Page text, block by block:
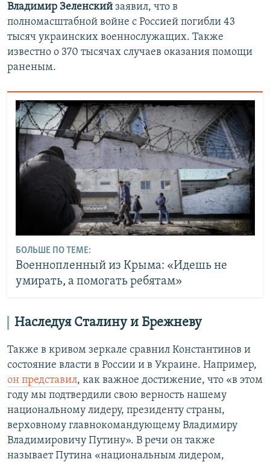
Владимир Зеленский заявил, что в
полномасштабной войне с Россией погибли 43
тысяч украинских военнослужащих. Также
известно о 370 тысячах случаев оказания помощи
раненым.
БОЛЬШЕ ПО ТЕМЕ:
Военнопленный из Крыма: «Идешь не
умирать, а помогать ребятам»
Наследуя Сталину и Брежневу
Также в кривом зеркале сравнил Константинов и
состояние власти в России и в Украине. Например,
он представил, как важное достижение, что «в этом
году мы подтвердили свою верность нашему
национальному лидеру, президенту страны,
верховному главнокомандующему Владимиру
Владимировичу Путину». В речи он также
называет Путина «национальным лидером,